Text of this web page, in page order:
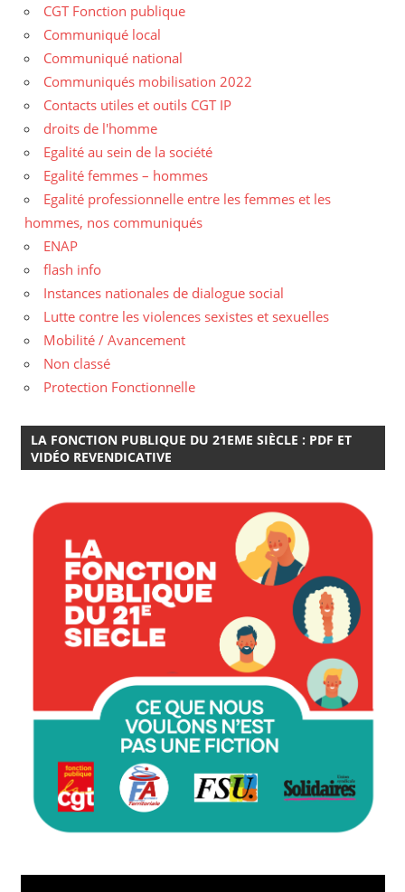
CGT Fonction publique
Communiqué local
Communiqué national
Communiqués mobilisation 2022
Contacts utiles et outils CGT IP
droits de l'homme
Egalité au sein de la société
Egalité femmes – hommes
Egalité professionnelle entre les femmes et les
hommes, nos communiqués
ENAP
flash info
Instances nationales de dialogue social
Lutte contre les violences sexistes et sexuelles
Mobilité / Avancement
Non classé
Protection Fonctionnelle
LA FONCTION PUBLIQUE DU 21EME SIÈCLE : PDF ET
VIDÉO REVENDICATIVE